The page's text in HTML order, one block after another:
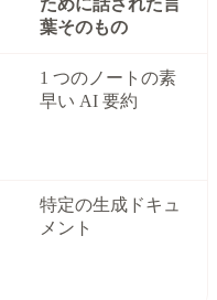
ために話された言
葉そのもの
1 つのノートの素
早い AI 要約
特定の生成ドキュ
メント